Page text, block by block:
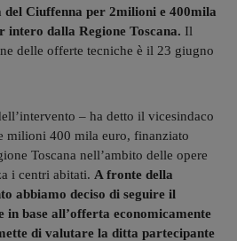
del Ciuffenna per 2milioni e 400mila
intero dalla Regione Toscana. Il
delle offerte tecniche è il 23 giugno
– ha detto il vicesindaco
milioni 400 mila euro, finanziato
Toscana nell’ambito delle opere
i centri abitati. A fronte della
abbiamo deciso di seguire il
base all’offerta economicamente
di valutare la ditta partecipante